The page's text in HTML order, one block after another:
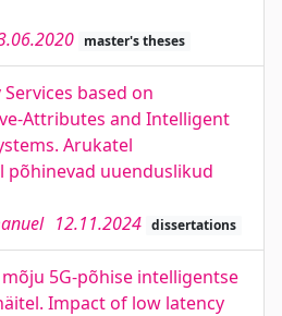
master's theses
based on
Attributes and Intelligent
Arukatel
põhinevad uuenduslikud
12.11.2024 dissertations
5G-põhise intelligentse
Impact of low latency